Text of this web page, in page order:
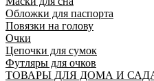
Обложки для паспорта
Повязки на голову
Очки
Цепочки для сумок
Футляры для очков
ТОВАРЫ ДЛЯ ДОМА И